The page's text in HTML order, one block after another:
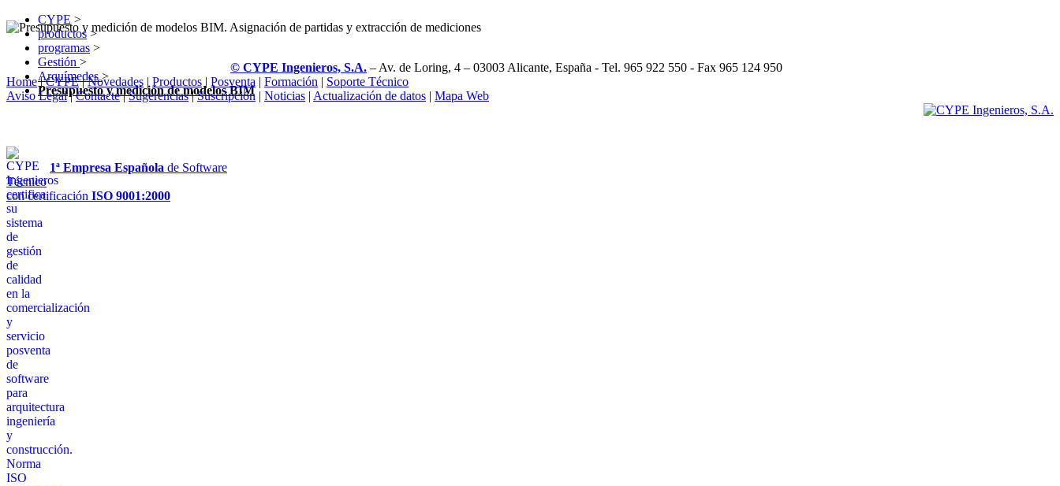
CYPE >
productos >
programas >
Gestión >
Arquímedes >
Presupuesto y medición de modelos BIM
© CYPE Ingenieros, S.A. – Av. de Loring, 4 – 03003 Alicante, España - Tel. 965 922 550 - Fax 965 124 950
Home|CYPE|Novedades | Productos | Posventa | Formación | Soporte Técnico
Aviso Legal|Contacte|Sugerencias|Suscripción | Noticias | Actualización de datos | Mapa Web
1ª Empresa Española de Software
Técnico
con certificación ISO 9001:2000